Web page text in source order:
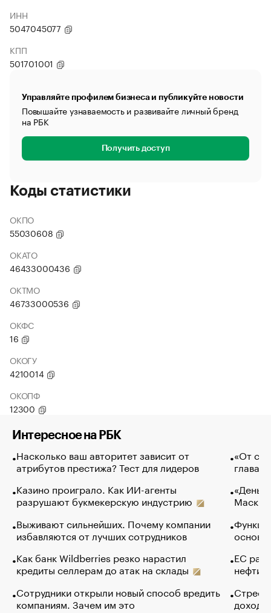
ИНН
5047045077
КПП
501701001
Управляйте профилем бизнеса и публикуйте новости
Повышайте узнаваемость и развивайте личный бренд
на РБК
Получить доступ
Коды статистики
ОКПО
55030608
ОКАТО
46433000436
ОКТМО
46733000536
ОКФС
16
ОКОГУ
4210014
ОКОПФ
12300
Интересное на РБК
Насколько ваш авторитет зависит от
атрибутов престижа? Тест для лидеров
Казино проиграло. Как ИИ-агенты
разрушают букмекерскую индустрию
Выживают сильнейших. Почему компании
избавляются от лучших сотрудников
Как банк Wildberries резко нарастил
кредиты селлерам до атак на склады
Сотрудники открыли новый способ вредить
компаниям. Зачем им это
«От
глава
Маск в
основ
ЕС
нефти